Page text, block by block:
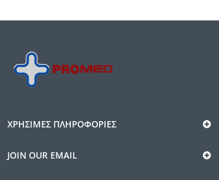
ΧΡΉΣΙΜΕΣ ΠΛΗΡΟΦΟΡΊΕΣ
JOIN OUR EMAIL